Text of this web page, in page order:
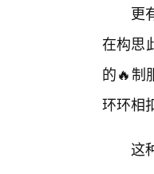
更
在构思
的🔥制
环环相
这